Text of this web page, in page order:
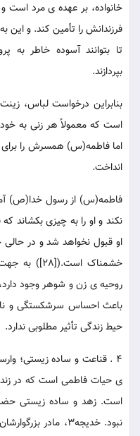
خانواده، بر عهده ی مرد
فرزندانش را تأمین کند. و این
تا بتوانند آسوده خاطر
بپردازند.
بنابراین درخواست لباس،
است که معمولاً هر زنی به
اما فاطمه(س) همسرش را
انداخت.
فاطمه(س) از رسول خدا(ص)
نکند و او را به چیزی بکشاند
او قبول نخواهد شد و در حالی
خشمناک
روحیه ی زن و شوهر وجود
باعث احساس سرشکستگی و
حیط زندگی تأثیر مطلوبی ندارد.
4 . قناعت و ساده زیستی؛
ی حیات فاطمی است که در
است. زهد و ساده زیستی
نبود. خدیجه3، مادر